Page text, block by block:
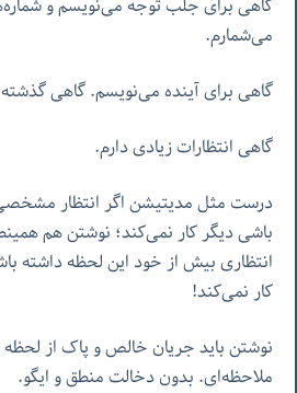
گاهی برای جلب توجه می‌نویسم و
می‌شمارم.
گاهی برای آینده می‌نویسم. گاهی گذشته
گاهی انتظارات زیادی دارم.
درست مثل مدیتیشن اگر انتظار
باشی دیگر کار نمی‌کند؛ نوشتن هم
انتظاری بیش از خود این لحظه داشته
کار نمی‌کند!
نوشتن باید جریان خالص و پاک از
ملاحظه‌ای. بدون دخالت منطق و ایگو.